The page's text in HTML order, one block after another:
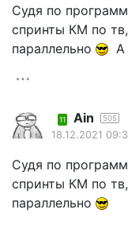
Судя по
спринты КМ по
параллельно
А
11 Ain 505
18.12.2021
Судя по
спринты КМ по
параллельно